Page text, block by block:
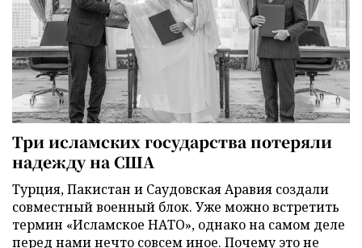
Три исламских государства потеряли
надежду на США
Турция, Пакистан и Саудовская Аравия создали
совместный военный блок. Уже можно встретить
термин «Исламское НАТО», однако на самом деле
перед нами нечто совсем иное. Почему это не